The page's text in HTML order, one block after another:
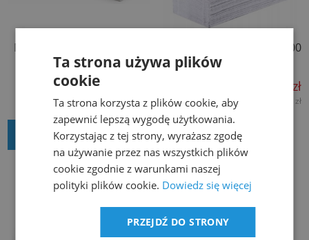
MISTRAL Ręcznik celuloza
ZZ V-Fold (V-3000) 23x23
netto:60,97 zł
DODAJ DO KOSZYKA
Reczniki papierowe ZZ 4000
1w cel 21x25 A20'
94,90 zł
77,15 zł
powiadom o dostępności
Ta strona używa plików
cookie
Ta strona korzysta z plików cookie, aby
zapewnić lepszą wygodę użytkowania.
Korzystając z tej strony, wyrażasz zgodę
na używanie przez nas wszystkich plików
cookie zgodnie z warunkami naszej
polityki plików cookie. Dowiedz się więcej
PRZEJDŹ DO STRONY